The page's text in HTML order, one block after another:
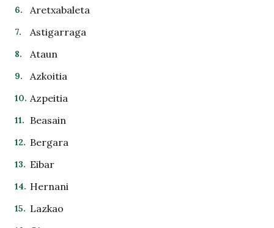
Aretxabaleta
Astigarraga
Ataun
Azkoitia
Azpeitia
Beasain
Bergara
Eibar
Hernani
Lazkao